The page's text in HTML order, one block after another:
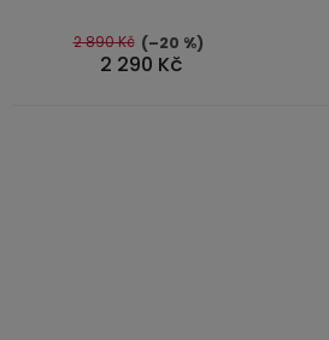
5
hvězdiček.
2 290 Kč
2 890 Kč (–20 %)